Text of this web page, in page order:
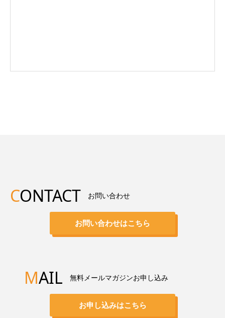
CONTACT お問い合わせ
お問い合わせはこちら
MAIL 無料メールマガジンお申し込み
お申し込みはこちら